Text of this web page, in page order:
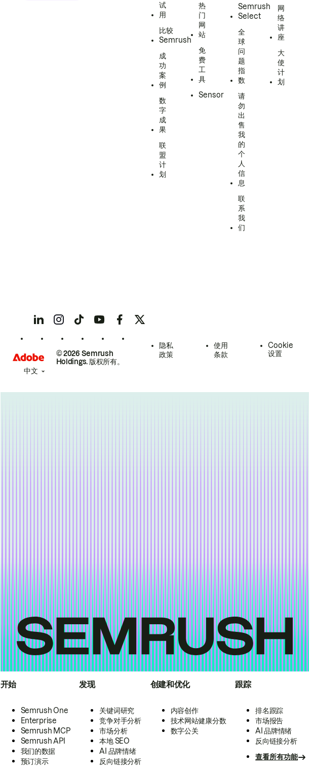
开始
Semrush One
Enterprise
Semrush MCP
Semrush API
我们的数据
预订演示
发现
关键词研究
竞争对手分析
市场分析
本地 SEO
AI 品牌情绪
反向链接分析
创建和优化
内容创作
技术网站健康分数
数字公关
跟踪
排名跟踪
市场报告
AI 品牌情绪
反向链接分析
查看所有功能
试
用
比较
Semrush
成
功
案
例
数
字
成
果
联
盟
计
划
热
门
网
站
免
费
工
具
Sensor
Semrush
Select
全
球
问
题
指
数
请
勿
出
售
我
的
个
人
信
息
联
系
我
们
网
络
讲
座
大
使
计
划
© 2026 Semrush
Holdings. 版权所有。
隐私
政策
使用
条款
Cookie
设置
中文